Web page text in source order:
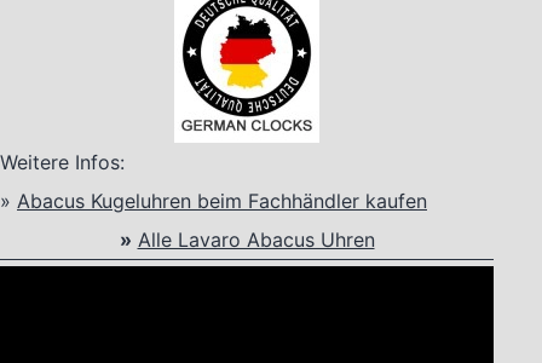
Weitere Infos:
» Abacus Kugeluhren beim Fachhändler kaufen
» Alle Lavaro Abacus Uhren